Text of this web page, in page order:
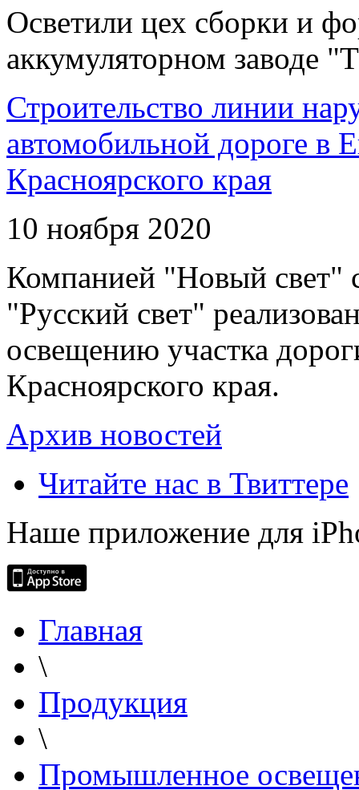
Осветили цех сборки и
аккумуляторном заводе
Строительство линии
автомобильной дороге в
Красноярского края
10 ноября 2020
Компанией "Новый свет"
"Русский свет"
освещению участка
Красноярского края.
Архив новостей
Читайте нас в Твиттере
Наше приложение для
Главная
\
Продукция
\
Промышленное